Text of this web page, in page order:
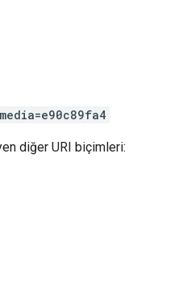
diğer URI biçimleri: